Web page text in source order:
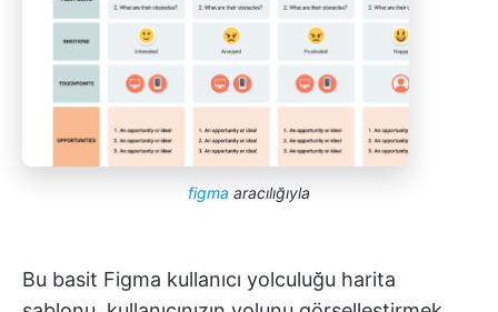
figma aracılığıyla
Bu basit Figma kullanıcı yolculuğu harita